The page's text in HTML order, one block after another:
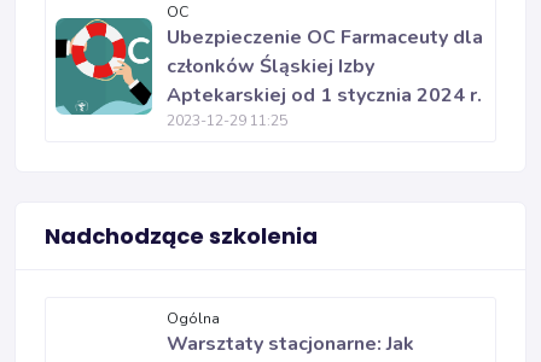
OC
Ubezpieczenie OC Farmaceuty dla
członków Śląskiej Izby
Aptekarskiej od 1 stycznia 2024 r.
2023-12-29 11:25
Nadchodzące szkolenia
Ogólna
Warsztaty stacjonarne: Jak